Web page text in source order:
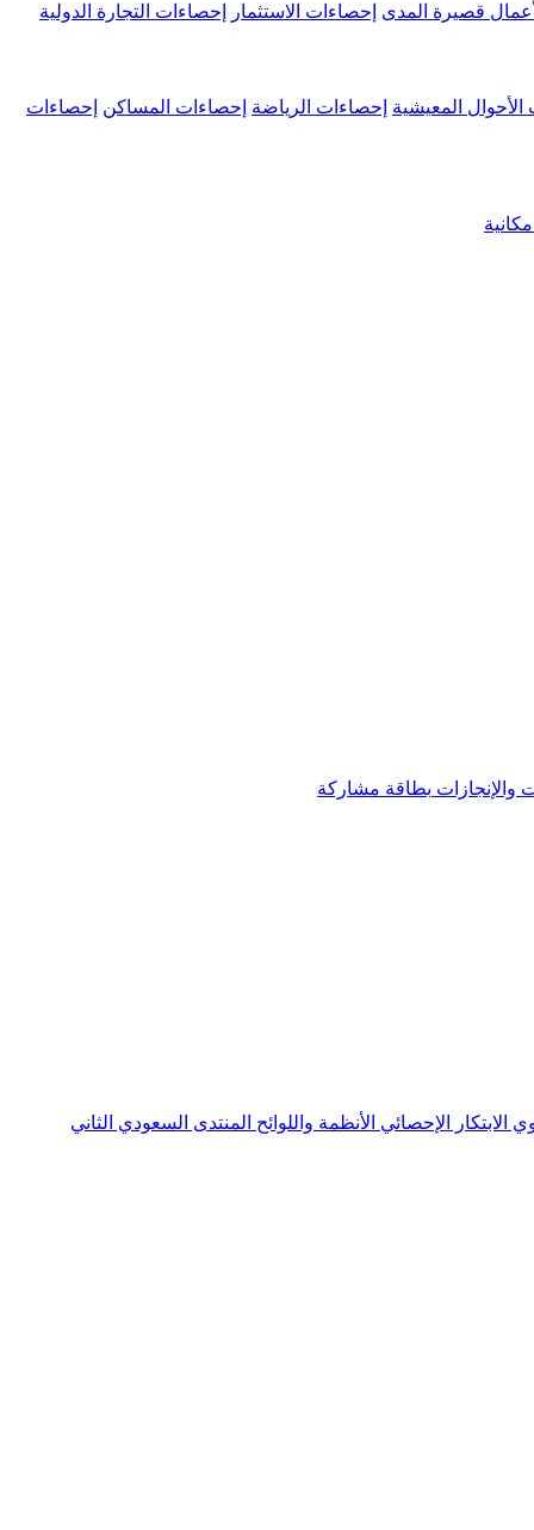
قصيرة المدى إحصاءات الاستثمار إحصاءات التجارة الدولية
الأحوال المعيشية إحصاءات الرياضة إحصاءات المساكن إحصاءات
والإنجازات بطاقة مشاركة
الابتكار الإحصائي الأنظمة واللوائح المنتدى السعودي الثاني